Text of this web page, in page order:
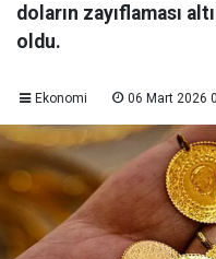
doların zayıflaması
oldu.
Ekonomi 06 Mart 2026